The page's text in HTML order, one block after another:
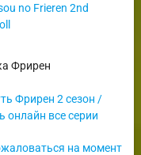
no Frieren 2nd
Фрирен
Фрирен 2 сезон /
онлайн все серии
на момент